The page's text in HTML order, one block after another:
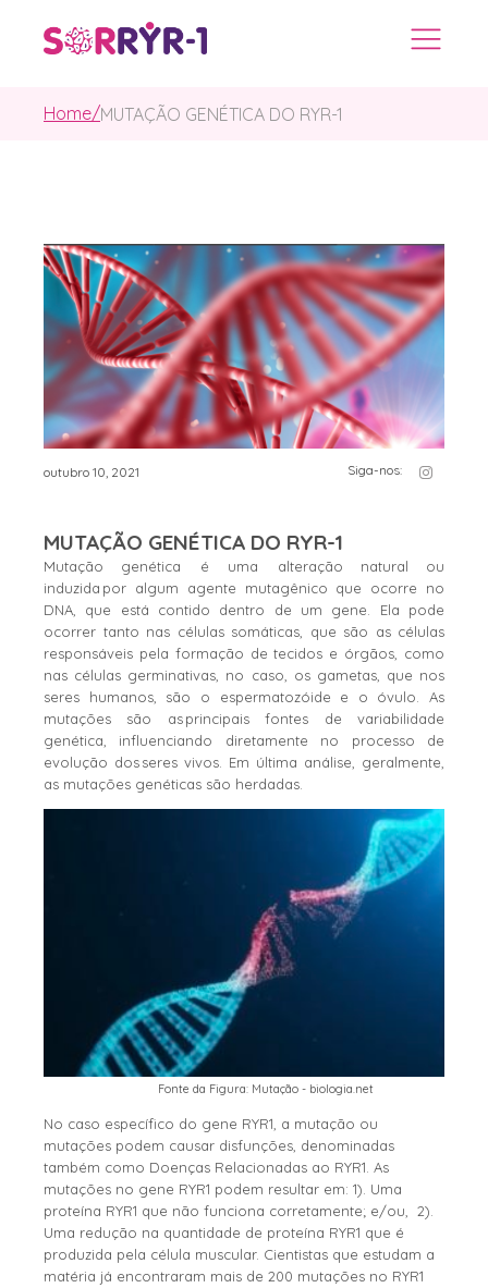
Home/MUTAÇÃO GENÉTICA DO RYR-1
outubro 10, 2021 Siga-nos:
MUTAÇÃO GENÉTICA DO RYR-1
Mutação genética é uma alteração natural ou
induzida por algum agente mutagênico que ocorre no
DNA, que está contido dentro de um gene. Ela pode
ocorrer tanto nas células somáticas, que são as células
responsáveis pela formação de tecidos e órgãos, como
nas células germinativas, no caso, os gametas, que nos
seres humanos, são o espermatozóide e o óvulo. As
mutações são as principais fontes de variabilidade
genética, influenciando diretamente no processo de
evolução dos seres vivos. Em última análise, geralmente,
as mutações genéticas são herdadas.
Fonte da Figura: Mutação - biologia.net
No caso específico do gene RYR1, a mutação ou
mutações podem causar disfunções, denominadas
também como Doenças Relacionadas ao RYR1. As
mutações no gene RYR1 podem resultar em: 1). Uma
proteína RYR1 que não funciona corretamente; e/ou, 2).
Uma redução na quantidade de proteína RYR1 que é
produzida pela célula muscular. Cientistas que estudam a
matéria já encontraram mais de 200 mutações no RYR1